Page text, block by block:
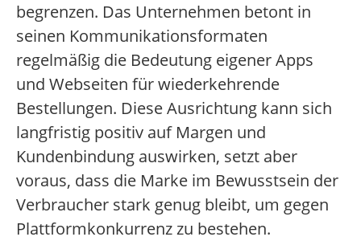
begrenzen. Das Unternehmen betont in
seinen Kommunikationsformaten
regelmäßig die Bedeutung eigener Apps
und Webseiten für wiederkehrende
Bestellungen. Diese Ausrichtung kann sich
langfristig positiv auf Margen und
Kundenbindung auswirken, setzt aber
voraus, dass die Marke im Bewusstsein der
Verbraucher stark genug bleibt, um gegen
Plattformkonkurrenz zu bestehen.